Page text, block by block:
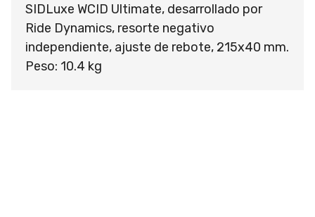
SIDLuxe WCID Ultimate, desarrollado por
Ride Dynamics, resorte negativo
independiente, ajuste de rebote, 215x40 mm.
Peso: 10.4 kg